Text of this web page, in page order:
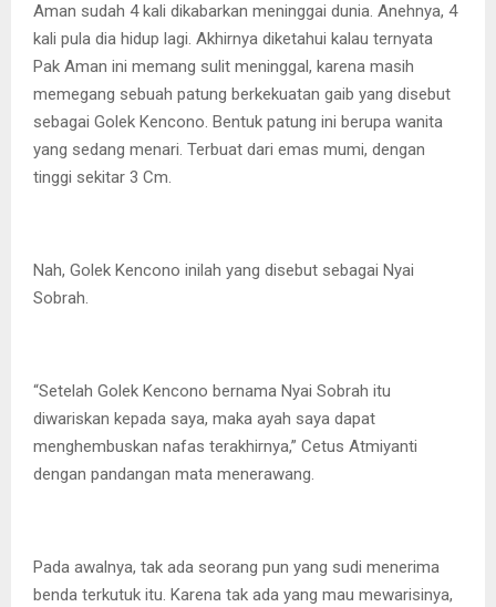
Aman sudah 4 kali dikabarkan meninggai dunia. Anehnya, 4
kali pula dia hidup lagi. Akhirnya diketahui kalau ternyata
Pak Aman ini memang sulit meninggal, karena masih
memegang sebuah patung berkekuatan gaib yang disebut
sebagai Golek Kencono. Bentuk patung ini berupa wanita
yang sedang menari. Terbuat dari emas mumi, dengan
tinggi sekitar 3 Cm.
Nah, Golek Kencono inilah yang disebut sebagai Nyai
Sobrah.
“Setelah Golek Kencono bernama Nyai Sobrah itu
diwariskan kepada saya, maka ayah saya dapat
menghembuskan nafas terakhirnya,” Cetus Atmiyanti
dengan pandangan mata menerawang.
Pada awalnya, tak ada seorang pun yang sudi menerima
benda terkutuk itu. Karena tak ada yang mau mewarisinya,